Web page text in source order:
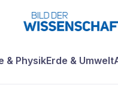
& PhysikErde & Umwelt